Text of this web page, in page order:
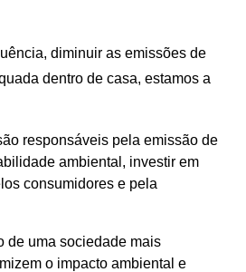
diminuir as emissões de
dentro de casa, estamos a
responsáveis pela emissão de
ambiental, investir em
consumidores e pela
de uma sociedade mais
o impacto ambiental e